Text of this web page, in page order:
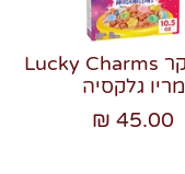
דגני בוקר Lucky Charms
מריו גלקסיה
45.00 ₪